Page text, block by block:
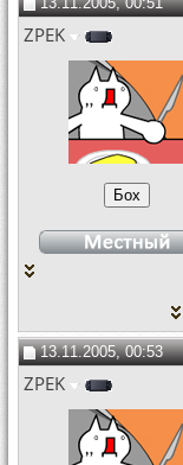
ZPEK
13.11.2005, 00:53
ZPEK